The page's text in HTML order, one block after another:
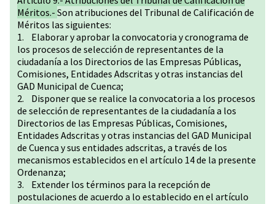
Méritos.- Son atribuciones del Tribunal de Calificación de
Méritos las siguientes:
1. Elaborar y aprobar la convocatoria y cronograma de
los procesos de selección de representantes de la
ciudadanía a los Directorios de las Empresas Públicas,
Comisiones, Entidades Adscritas y otras instancias del
GAD Municipal de Cuenca;
2. Disponer que se realice la convocatoria a los procesos
de selección de representantes de la ciudadanía a los
Directorios de las Empresas Públicas, Comisiones,
Entidades Adscritas y otras instancias del GAD Municipal
de Cuenca y sus entidades adscritas, a través de los
mecanismos establecidos en el artículo 14 de la presente
Ordenanza;
3. Extender los términos para la recepción de
postulaciones de acuerdo a lo establecido en el artículo